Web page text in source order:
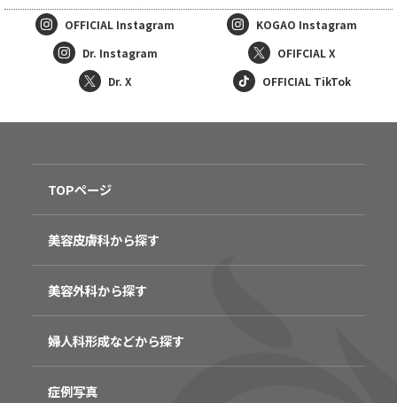
OFFICIAL Instagram KOGAO Instagram
Dr. Instagram
OFIFCIAL X
Dr. X
OFFICIAL TikTok
TOPページ
美容皮膚科から探す
美容外科から探す
婦人科形成などから探す
症例写真